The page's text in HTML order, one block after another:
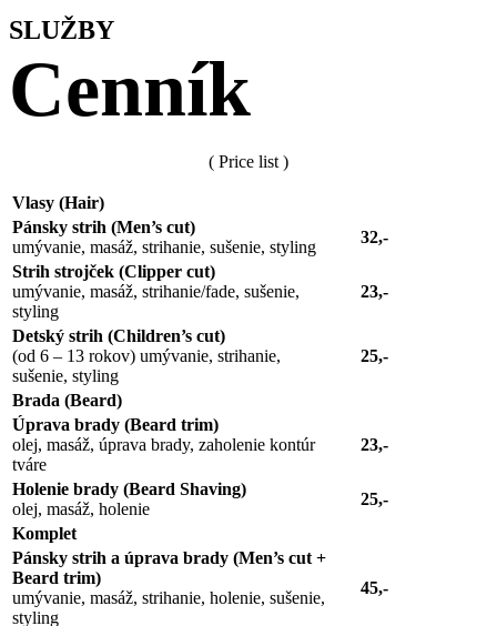
SLUŽBY
Cenník
( Price list )
Vlasy (Hair)
Pánsky strih (Men’s cut)
umývanie, masáž, strihanie, sušenie, styling
32,-
Strih strojček (Clipper cut)
umývanie, masáž, strihanie/fade, sušenie,
styling
23,-
Detský strih (Children’s cut)
(od 6 – 13 rokov) umývanie, strihanie,
sušenie, styling
25,-
Brada (Beard)
Úprava brady (Beard trim)
olej, masáž, úprava brady, zaholenie kontúr
tváre
23,-
Holenie brady (Beard Shaving)
olej, masáž, holenie
25,-
Komplet
Pánsky strih a úprava brady (Men’s cut +
Beard trim)
umývanie, masáž, strihanie, holenie, sušenie,
styling
45,-